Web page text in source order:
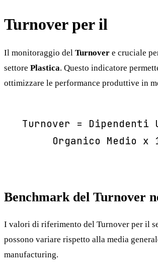
Turnover per il
Il monitoraggio del Turnover e cruciale
settore Plastica. Questo indicatore
ottimizzare le performance produttive in
Turnover =
Organico Medio x
Benchmark del Turnover
I valori di riferimento del Turnover per il
possono variare rispetto alla media
manufacturing.